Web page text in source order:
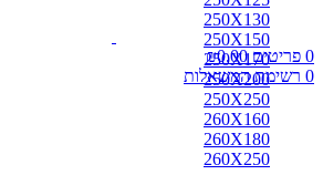
0 פריטים ₪0.00
0 רשימת המשאלות
250X130
250X150
250X170
250X200
250X250
260X160
260X180
260X250
אבאדה
אובוסון
אוזבקי
איספהאן
אנגלי
אפגן
ארדביל
באלוצי